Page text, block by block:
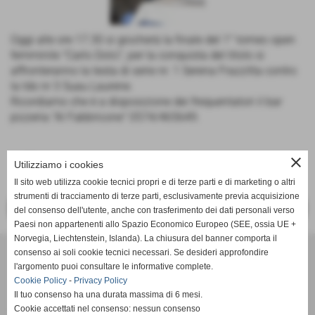
Oggi alle ore 17.30 si giocherà la finale del 1° torneo open
femminile "Carlo Dolci", per la conquista del titolo si
affronteranno la testa di serie nr. 1 Serena Frazzitta contro
la tds nr 3 Suau Laurene.
Ricordiamo che è a disposizione dei frequentatori il bar
pizzeria "Al Fabbricone" 0574/465649.
<< PRECEDENTE SUCCESSIVO >>
Tennis Club Bisenzio ASD
Via Ada Negri, 15 - 59100 - Prato
P.I. 01526410970 C.F 92006510488
Codice univoco: M5UXCR1
Coordinate bancarie: Banco Desio IBAN IT11A0344002811000000510100 -
close
Utilizziamo i cookies
Il sito web utilizza cookie tecnici propri e di terze parti e di marketing o altri
strumenti di tracciamento di terze parti, esclusivamente previa acquisizione
del consenso dell'utente, anche con trasferimento dei dati personali verso
Paesi non appartenenti allo Spazio Economico Europeo (SEE, ossia UE +
Norvegia, Liechtenstein, Islanda). La chiusura del banner comporta il
consenso ai soli cookie tecnici necessari. Se desideri approfondire
l'argomento puoi consultare le informative complete.
Cookie Policy - Privacy Policy
Il tuo consenso ha una durata massima di 6 mesi.
Cookie accettati nel consenso: nessun consenso